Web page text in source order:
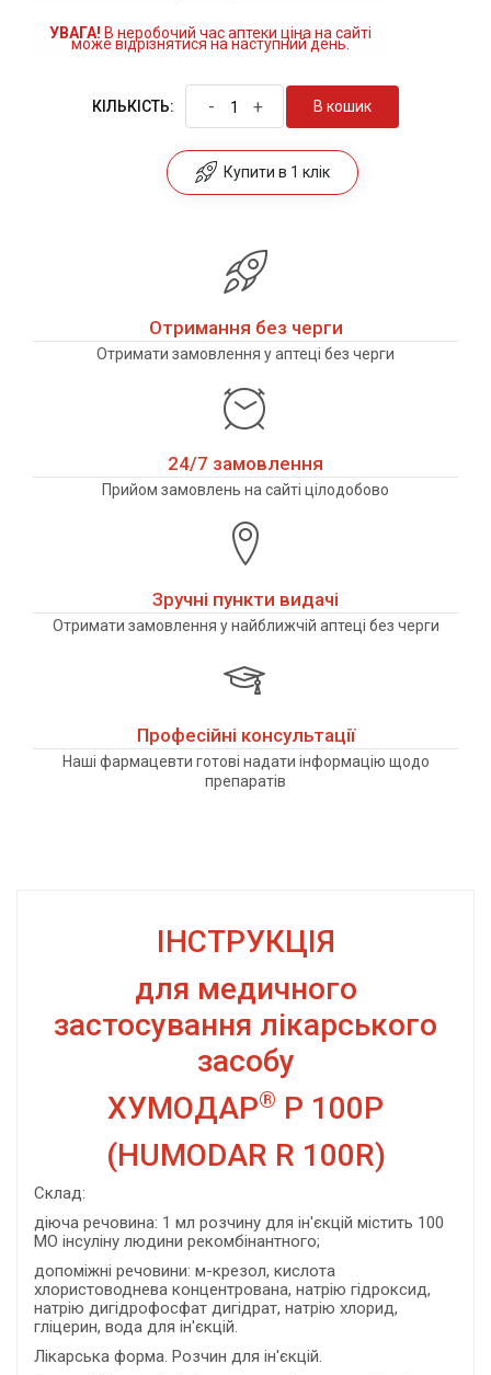
УВАГА! В неробочий час аптеки ціна на сайті
може відрізнятися на наступний день.
КІЛЬКІСТЬ: - + В кошик
Купити в 1 клік
Отримання без черги
Отримати замовлення у аптеці без черги
24/7 замовлення
Прийом замовлень на сайті цілодобово
Зручні пункти видачі
Отримати замовлення у найближчій аптеці без черги
Професійні консультації
Наші фармацевти готові надати інформацію щодо
препаратів
ІНСТРУКЦІЯ
для медичного
застосування лікарського
засобу
ХУМОДАР® Р 100Р
(HUMODAR R 100R)
Склад:
діюча речовина: 1 мл розчину для ін'єкцій містить 100
МО інсуліну людини рекомбінантного;
допоміжні речовини: м-крезол, кислота
хлористоводнева концентрована, натрію гідроксид,
натрію дигідрофосфат дигідрат, натрію хлорид,
гліцерин, вода для ін'єкцій.
Лікарська форма. Розчин для ін'єкцій.